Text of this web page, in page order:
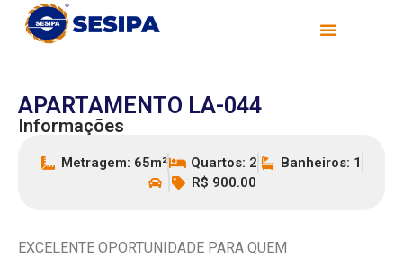
APARTAMENTO LA-044
Informações
Metragem: 65m² Quartos: 2
Banheiros: 1
R$ 900.00
EXCELENTE OPORTUNIDADE PARA QUEM